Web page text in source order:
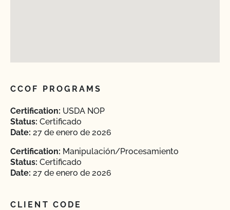
CCOF PROGRAMS
Certification: USDA NOP
Status: Certificado
Date: 27 de enero de 2026
Certification: Manipulación/Procesamiento
Status: Certificado
Date: 27 de enero de 2026
CLIENT CODE